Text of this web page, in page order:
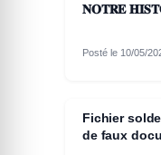
𝐍𝐎𝐓𝐑𝐄
Posté le 10/05/
Fichier
de faux